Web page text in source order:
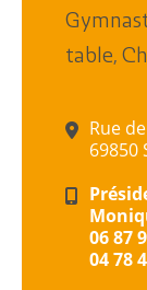
table,
Rue
69850
06 87
04 78